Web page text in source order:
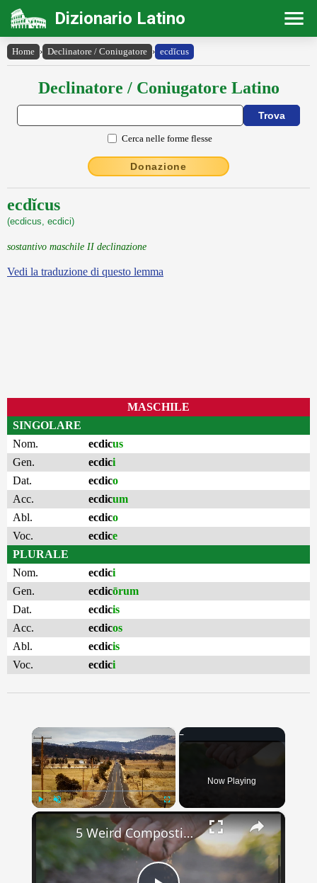
Dizionario Latino
Home › Declinatore / Coniugatore › ecdĭcus
Declinatore / Coniugatore Latino
Cerca nelle forme flesse
Donazione
ecdĭcus
(ecdicus, ecdici)
sostantivo maschile II declinazione
Vedi la traduzione di questo lemma
MASCHILE
SINGOLARE
Nom.
ecdicus
Gen.
ecdici
Dat.
ecdico
Acc.
ecdicum
Abl.
ecdico
Voc.
ecdice
PLURALE
Nom.
ecdici
Gen.
ecdicōrum
Dat.
ecdicis
Acc.
ecdicos
Abl.
ecdicis
Voc.
ecdici
×
Play Unmute Fullscreen
Now Playing
×
5 Weird Composting Hacks for Suburban Homeowners